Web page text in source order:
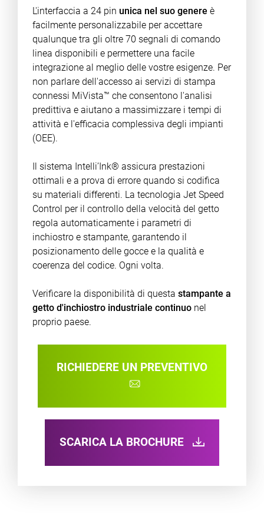
L'interfaccia a 24 pin unica nel suo genere è
facilmente personalizzabile per accettare
qualunque tra gli oltre 70 segnali di comando
linea disponibili e permettere una facile
integrazione al meglio delle vostre esigenze. Per
non parlare dell'accesso ai servizi di stampa
connessi MiVista™ che consentono l'analisi
predittiva e aiutano a massimizzare i tempi di
attività e l'efficacia complessiva degli impianti
(OEE).
Il sistema Intelli’Ink® assicura prestazioni
ottimali e a prova di errore quando si codifica
su materiali differenti. La tecnologia Jet Speed
Control per il controllo della velocità del getto
regola automaticamente i parametri di
inchiostro e stampante, garantendo il
posizionamento delle gocce e la qualità e
coerenza del codice. Ogni volta.
Verificare la disponibilità di questa stampante a
getto d'inchiostro industriale continuo nel
proprio paese.
RICHIEDERE UN PREVENTIVO
SCARICA LA BROCHURE